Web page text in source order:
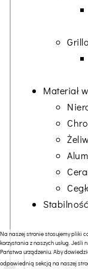
Materiał
Na naszej stronie stosujemy pliki
korzystania z naszych usług.
Państwa urządzeniu. Aby
odpowiednią sekcją na naszej